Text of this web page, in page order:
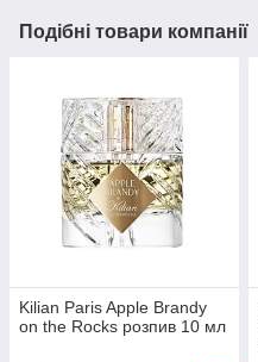
Подібні товари компанії
Kilian Paris Apple Brandy
on the Rocks розпив 10 мл